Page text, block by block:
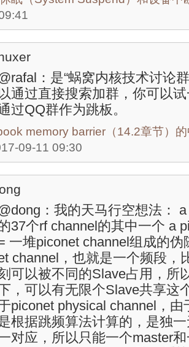
：是“蜗窝内核技术讨论
通过直接搜索加群，你可以
过QQ群作为跳板。
memory barrier（14.2章节）
09-11 09:30
：我的天马行空想法：
37个rf channel的其中一个 a
一堆piconet channel组成的
channel，也就是一个频段，
可以被不同的Slave占用，所
，可以有无限个Slave共享这
piconet physical channel，
根据跳频算法计算的，是独
对应，所以只能一个master